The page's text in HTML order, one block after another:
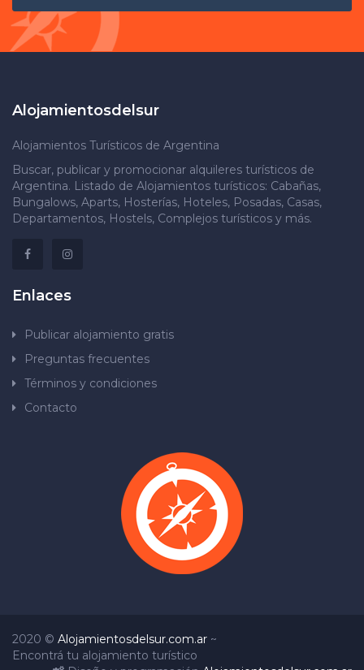
Alojamientosdelsur
Alojamientos Turísticos de Argentina
Buscar, publicar y promocionar alquileres turísticos de
Argentina. Listado de Alojamientos turísticos: Cabañas,
Bungalows, Aparts, Hosterías, Hoteles, Posadas, Casas,
Departamentos, Hostels, Complejos turísticos y más.
Enlaces
Publicar alojamiento gratis
Preguntas frecuentes
Términos y condiciones
Contacto
2020 © Alojamientosdelsur.com.ar ~
Encontrá tu alojamiento turístico